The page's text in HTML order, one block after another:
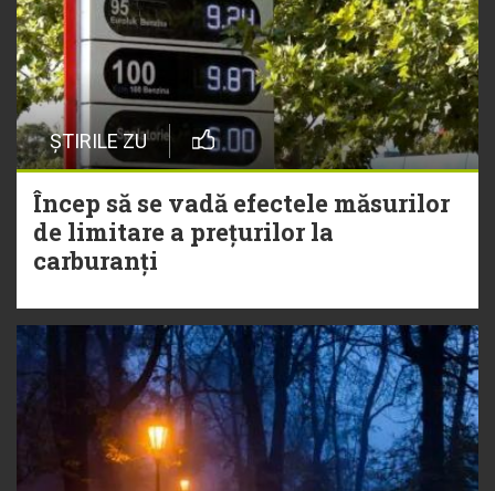
ȘTIRILE ZU
Încep să se vadă efectele măsurilor
de limitare a prețurilor la
carburanți